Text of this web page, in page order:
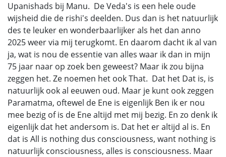
Upanishads bij Manu. De Veda's is een hele oude
wijsheid die de rishi's deelden. Dus dan is het natuurlijk
des te leuker en wonderbaarlijker als het dan anno
2025 weer via mij terugkomt. En daarom dacht ik al van
ja, wat is nou de essentie van alles waar ik dan in mijn
75 jaar naar op zoek ben geweest? Maar ik zou bijna
zeggen het. Ze noemen het ook That. Dat het Dat is, is
natuurlijk ook al eeuwen oud. Maar je kunt ook zeggen
Paramatma, oftewel de Ene is eigenlijk Ben ik er nou
mee bezig of is de Ene altijd met mij bezig. En zo denk ik
eigenlijk dat het andersom is. Dat het er altijd al is. En
dat is All is nothing dus consciousness, want nothing is
natuurlijk consciousness, alles is consciousness. Maar